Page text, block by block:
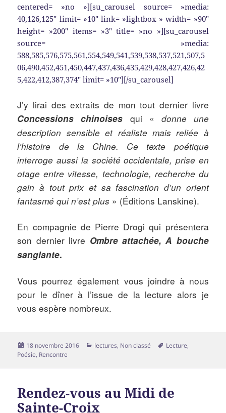
centered= »no »][su_carousel source= »media:
40,126,125″ limit= »10″ link= »lightbox » width= »90″
height= »200″ items= »3″ title= »no »][su_carousel
source= »media:
588,585,576,575,561,554,549,541,539,538,537,521,507,5
06,490,452,451,450,447,437,436,435,429,428,427,426,42
5,422,412,387,374″ limit= »10″][/su_carousel]
J’y lirai des extraits de mon tout dernier livre
Concessions chinoises qui « donne une
description sensible et réaliste mais reliée à
l’histoire de la Chine. Ce texte poétique
interroge aussi la société occidentale, prise en
otage entre vitesse, technologie, recherche du
gain à tout prix et sa fascination d’un orient
fantasmé qui n’est plus » (Éditions Lanskine).
En compagnie de Pierre Drogi qui présentera
son dernier livre Ombre attachée, A bouche
sanglante.
Vous pourrez également vous joindre à nous
pour le dîner à l’issue de la lecture alors je
vous espère nombreux.
Publié
le
18 novembre 2016 Catégories
lectures, Non classé
Mots-
Lecture,
Poésie, Rencontre
Rendez-vous au Midi de
Sainte-Croix